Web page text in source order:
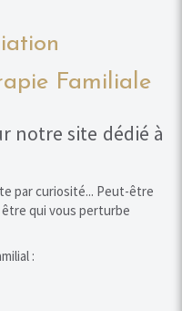
Familiale
notre site dédié à
par curiosité... Peut-être
qui vous perturbe
: